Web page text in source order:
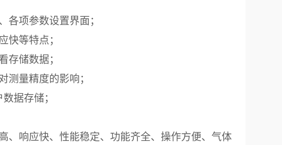
项参数设置界面；
快等特点；
存储数据；
量精度的影响；
据存储；
响应快、性能稳定、功能齐全、操作方便、气体